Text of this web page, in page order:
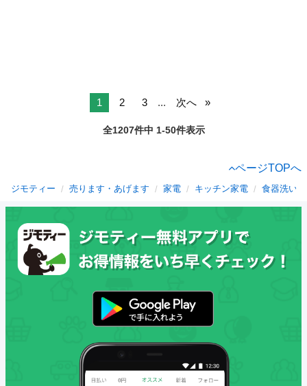
1 2 3 ... 次へ
全1207件中 1-50件表示
ページTOPへ
ジモティー 売ります・あげます 家電 キッチン家電 食器洗い機